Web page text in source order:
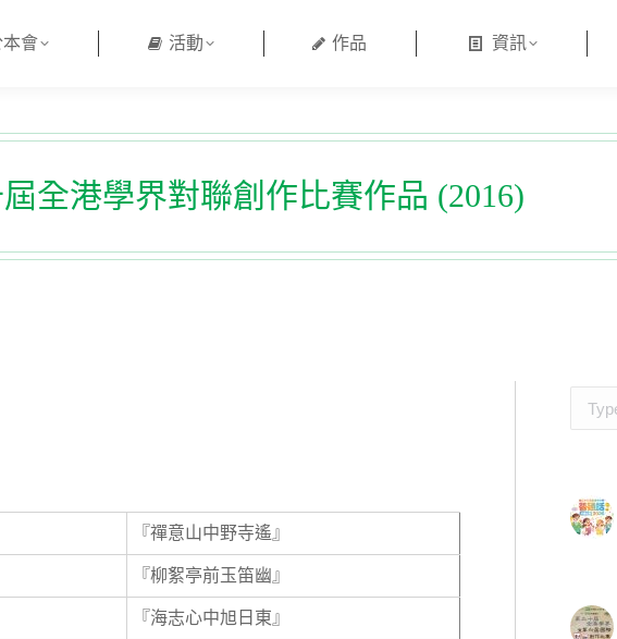
本會 活動 作品 資訊
全港學界對聯創作比賽作品 (2016)
『禪意山中野寺遙』
『柳絮亭前玉笛幽』
『海志心中旭日東』
Search: